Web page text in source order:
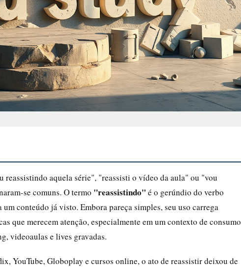
aquela série", "reassisti o vídeo da aula" ou "vou
se comuns. O termo "reassistindo" é o gerúndio do verbo
conteúdo já visto. Embora pareça simples, seu uso carrega
que merecem atenção, especialmente em um contexto de consumo
videoaulas e lives gravadas.
YouTube, Globoplay e cursos online, o ato de reassistir deixou de